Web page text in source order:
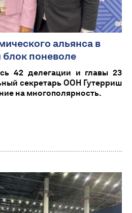
альянса в
блок поневоле
42 делегации и главы 23
секретарь ООН Гутерриш
на многополярность.